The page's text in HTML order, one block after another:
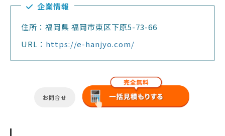
企業情報
住所：福岡県 福岡市東区下原5-73-66
URL： https://e-hanjyo.com/
お問合せ